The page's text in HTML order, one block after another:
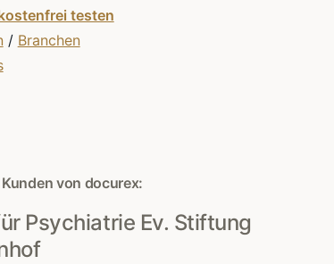
testen
/ Branchen
von docurex:
Psychiatrie Ev. Stiftung